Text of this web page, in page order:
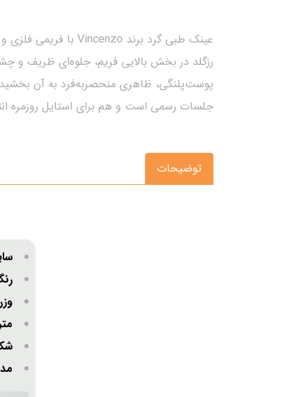
رزگلد در بخش بالایی فریم، جلوه‌ای ظریف و
پوست‌پلنگی، ظاهری منحصربه‌فرد به آن
جلسات رسمی است و هم برای استایل روزمره
توضیحات